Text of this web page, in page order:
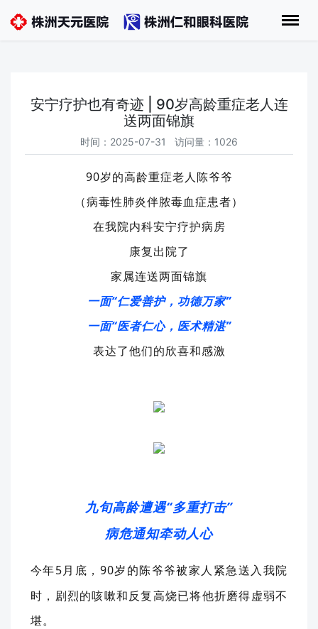
安宁疗护也有奇迹 | 90岁高龄重症老人连
送两面锦旗
时间：2025-07-31 访问量：1026
90岁的高龄重症老人陈爷爷
（病毒性肺炎伴脓毒血症患者）
在我院内科安宁疗护病房
康复出院了
家属连送两面锦旗
一面“仁爱善护，功德万家”
一面“医者仁心，医术精湛”
表达了他们的欣喜和感激
九旬高龄遭遇“多重打击”
病危通知牵动人心
今年5月底， 90岁的陈爷爷被家人紧急送入我院
时，剧烈的咳嗽和反复高烧已将他折磨得虚弱不
堪。